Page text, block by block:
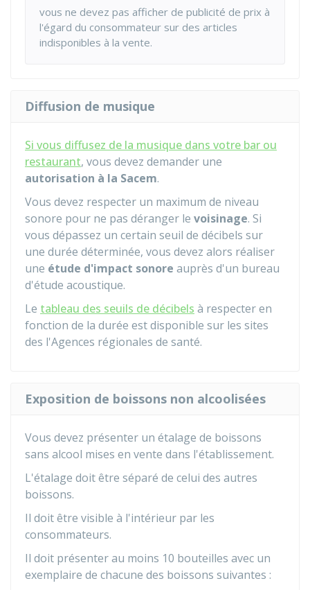
vous ne devez pas afficher de publicité de prix à
l'égard du consommateur sur des articles
indisponibles à la vente.
Diffusion de musique
Si vous diffusez de la musique dans votre bar ou
restaurant, vous devez demander une
autorisation à la Sacem.
Vous devez respecter un maximum de niveau
sonore pour ne pas déranger le voisinage. Si
vous dépassez un certain seuil de décibels sur
une durée déterminée, vous devez alors réaliser
une étude d'impact sonore auprès d'un bureau
d'étude acoustique.
Le tableau des seuils de décibels à respecter en
fonction de la durée est disponible sur les sites
des l'Agences régionales de santé.
Exposition de boissons non alcoolisées
Vous devez présenter un étalage de boissons
sans alcool mises en vente dans l'établissement.
L'étalage doit être séparé de celui des autres
boissons.
Il doit être visible à l'intérieur par les
consommateurs.
Il doit présenter au moins 10 bouteilles avec un
exemplaire de chacune des boissons suivantes :